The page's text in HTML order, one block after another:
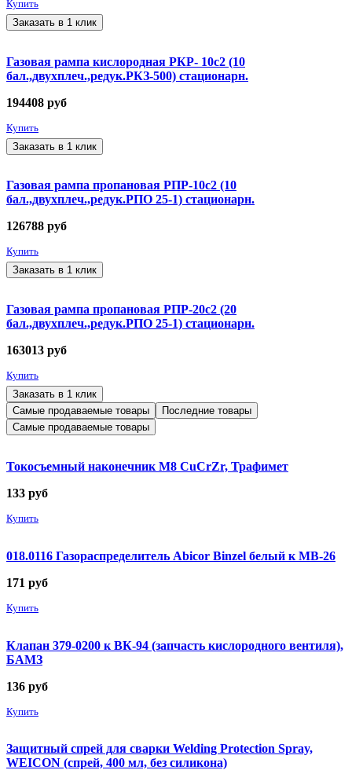
Купить
Заказать в 1 клик
Газовая рампа кислородная РКР- 10с2 (10
бал.,двухплеч.,редук.РКЗ-500) стационарн.
194408 руб
Купить
Заказать в 1 клик
Газовая рампа пропановая РПР-10с2 (10
бал.,двухплеч.,редук.РПО 25-1) стационарн.
126788 руб
Купить
Заказать в 1 клик
Газовая рампа пропановая РПР-20с2 (20
бал.,двухплеч.,редук.РПО 25-1) стационарн.
163013 руб
Купить
Заказать в 1 клик
Самые продаваемые товары
Последние товары
Самые продаваемые товары
Токосъемный наконечник М8 CuCrZr, Трафимет
133 руб
Купить
018.0116 Газораспределитель Abicor Binzel белый к MB-26
171 руб
Купить
Клапан 379-0200 к ВК-94 (запчасть кислородного вентиля),
БАМЗ
136 руб
Купить
Защитный спрей для сварки Welding Protection Spray,
WEICON (спрей, 400 мл, без силикона)